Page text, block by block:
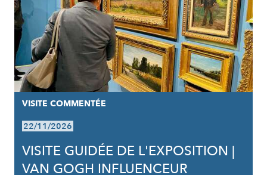
VISITE COMMENTÉE
22/11/2026
VISITE GUIDÉE DE L'EXPOSITION |
VAN GOGH INFLUENCEUR